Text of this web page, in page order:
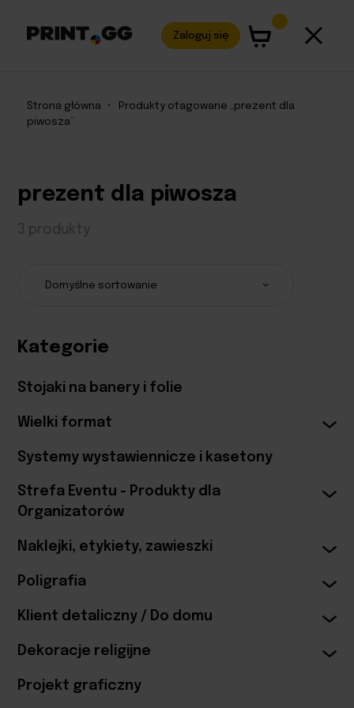
Zaloguj się
Strona główna •
Produkty otagowane „prezent dla
piwosza”
prezent dla piwosza
3 produkty
Kategorie
Stojaki na banery i folie
Wielki format
Systemy wystawiennicze i kasetony
Strefa Eventu - Produkty dla
Organizatorów
Naklejki, etykiety, zawieszki
Poligrafia
Klient detaliczny / Do domu
Dekoracje religijne
Projekt graficzny